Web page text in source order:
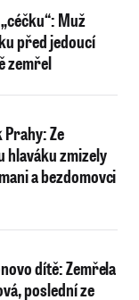
Muž
před jedoucí
zemřel
Ze
hlaváku zmizely
a bezdomovci
dítě: Zemřela
poslední ze